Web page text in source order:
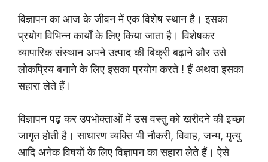
विज्ञापन का आज के जीवन में एक विशेष स्थान है। इसका
प्रयोग विभिन्न कार्यों के लिए किया जाता है। विशेषकर
व्यापारिक संस्थान अपने उत्पाद की बिक्री बढ़ाने और उसे
लोकप्रिय बनाने के लिए इसका प्रयोग करते ! हैं अथवा इसका
सहारा लेते हैं।
विज्ञापन पढ़ कर उपभोक्ताओं में उस वस्तु को खरीदने की इच्छा
जागृत होती है। साधारण व्यक्ति भी नौकरी, विवाह, जन्म, मृत्यु
आदि अनेक विषयों के लिए विज्ञापन का सहारा लेते हैं। ऐसे